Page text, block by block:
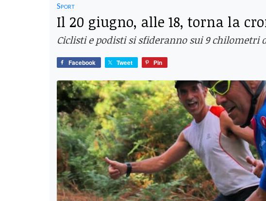
Sport
Il 20 giugno, alle 18, torna la
Ciclisti e podisti si sfideranno sui 9 chilometri
Facebook Tweet Pin